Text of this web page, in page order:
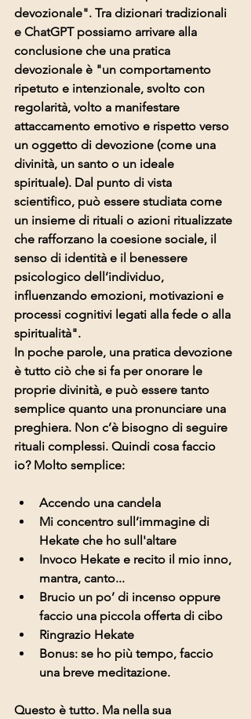
devozionale". Tra dizionari tradizionali
e ChatGPT possiamo arrivare alla
conclusione che una pratica
devozionale è "un comportamento
ripetuto e intenzionale, svolto con
regolarità, volto a manifestare
attaccamento emotivo e rispetto verso
un oggetto di devozione (come una
divinità, un santo o un ideale
spirituale). Dal punto di vista
scientifico, può essere studiata come
un insieme di rituali o azioni ritualizzate
che rafforzano la coesione sociale, il
senso di identità e il benessere
psicologico dell’individuo,
influenzando emozioni, motivazioni e
processi cognitivi legati alla fede o alla
spiritualità".
In poche parole, una pratica devozione
è tutto ciò che si fa per onorare le
proprie divinità, e può essere tanto
semplice quanto una pronunciare una
preghiera. Non c’è bisogno di seguire
rituali complessi. Quindi cosa faccio
io? Molto semplice:
Accendo una candela
Mi concentro sull’immagine di
Hekate che ho sull'altare
Invoco Hekate e recito il mio inno,
mantra, canto...
Brucio un po’ di incenso oppure
faccio una piccola offerta di cibo
Ringrazio Hekate
Bonus: se ho più tempo, faccio
una breve meditazione.
Questo è tutto. Ma nella sua